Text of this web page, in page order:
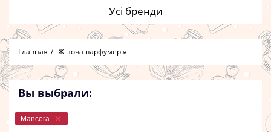
Усі бренди
Главная Жіноча парфумерія
Вы выбрали:
Mancera